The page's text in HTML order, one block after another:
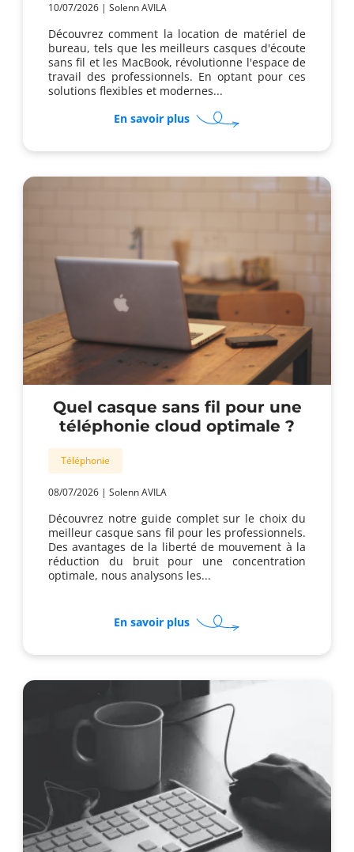
10/07/2026 | Solenn AVILA
Découvrez comment la location de matériel de
bureau, tels que les meilleurs casques d'écoute
sans fil et les MacBook, révolutionne l'espace de
travail des professionnels. En optant pour ces
solutions flexibles et modernes...
En savoir plussur
Pourquoi
Mac
agences
créatives
?
Quel casque sans fil pour une
téléphonie cloud optimale ?
Téléphonie
08/07/2026 | Solenn AVILA
Découvrez notre guide complet sur le choix du
meilleur casque sans fil pour les professionnels.
Des avantages de la liberté de mouvement à la
réduction du bruit pour une concentration
optimale, nous analysons les...
En savoir plussur
fil
pour
une
téléphonie
cloud
optimale